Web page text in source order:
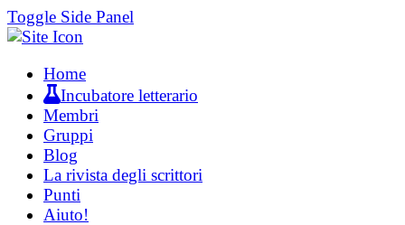
Toggle Side Panel
Home
Incubatore letterario
Membri
Gruppi
Blog
La rivista degli scrittori
Punti
Aiuto!